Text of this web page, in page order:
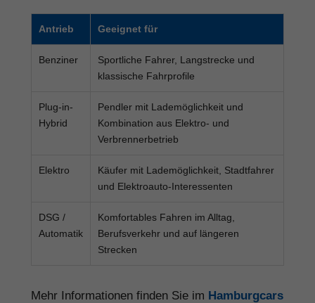
Antrieb Geeignet für
Benziner
Sportliche Fahrer, Langstrecke und
klassische Fahrprofile
Plug-in-
Hybrid
Pendler mit Lademöglichkeit und
Kombination aus Elektro- und
Verbrennerbetrieb
Elektro
Käufer mit Lademöglichkeit, Stadtfahrer
und Elektroauto-Interessenten
DSG /
Automatik
Komfortables Fahren im Alltag,
Berufsverkehr und auf längeren
Strecken
Mehr Informationen finden Sie im Hamburgcars